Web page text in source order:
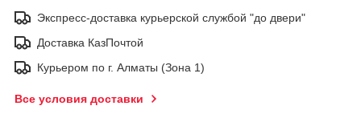
Экспресс-доставка курьерской службой "до двери"
Доставка КазПочтой
Курьером по г. Алматы (Зона 1)
Все условия доставки